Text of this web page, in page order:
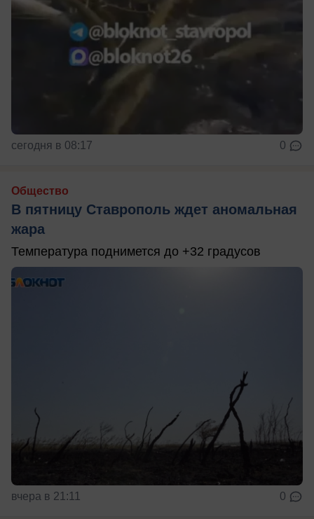
сегодня в 08:17 0
Общество
В пятницу Ставрополь ждет аномальная
жара
Температура поднимется до +32 градусов
вчера в 21:11 0